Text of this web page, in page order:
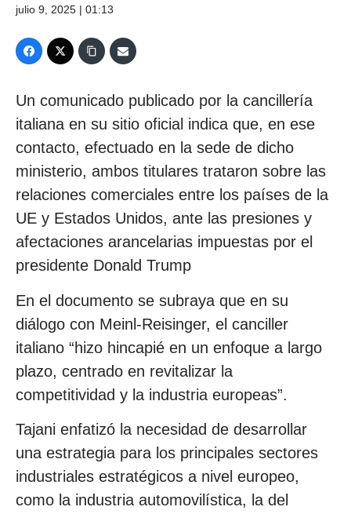
julio 9, 2025 | 01:13
Un comunicado publicado por la cancillería
italiana en su sitio oficial indica que, en ese
contacto, efectuado en la sede de dicho
ministerio, ambos titulares trataron sobre las
relaciones comerciales entre los países de la
UE y Estados Unidos, ante las presiones y
afectaciones arancelarias impuestas por el
presidente Donald Trump
En el documento se subraya que en su
diálogo con Meinl-Reisinger, el canciller
italiano “hizo hincapié en un enfoque a largo
plazo, centrado en revitalizar la
competitividad y la industria europeas”.
Tajani enfatizó la necesidad de desarrollar
una estrategia para los principales sectores
industriales estratégicos a nivel europeo,
como la industria automovilística, la del